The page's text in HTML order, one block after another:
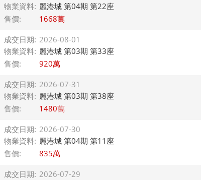
物業資料: 麗港城 第04期 第22座
售價:
1668萬
成交日期: 2026-08-01
物業資料: 麗港城 第03期 第33座
售價:
920萬
成交日期: 2026-07-31
物業資料: 麗港城 第03期 第38座
售價:
1480萬
成交日期: 2026-07-30
物業資料: 麗港城 第04期 第11座
售價:
835萬
成交日期: 2026-07-29